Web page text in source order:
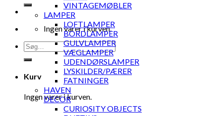
Ingen varer i kurven.
Søg
efter:
Kurv
Ingen varer i kurven.
VINTAGEMØBLER
LAMPER
LOFTLAMPER
BORDLAMPER
GULVLAMPER
VÆGLAMPER
UDENDØRSLAMPER
LYSKILDER/PÆRER
FATNINGER
HAVEN
DECOR
CURIOSITY OBJECTS